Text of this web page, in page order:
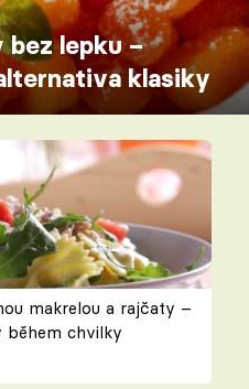
lepku –
klasiky
makrelou a rajčaty –
chvilky